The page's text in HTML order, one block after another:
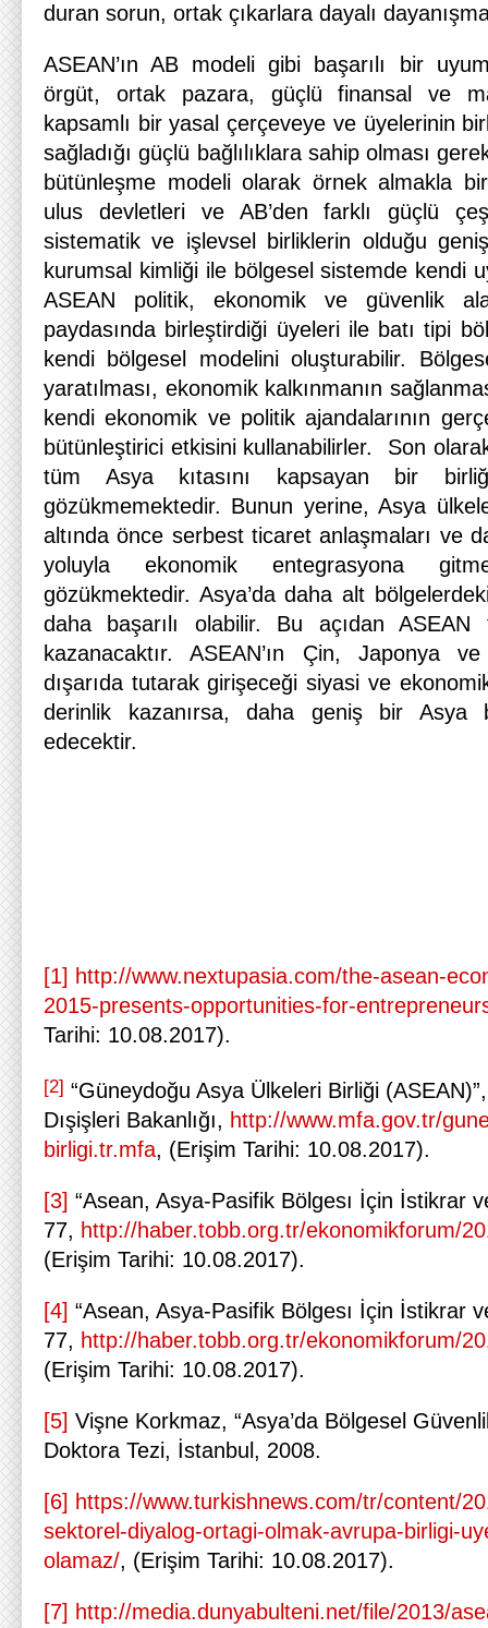
duran sorun, ortak çıkarlara dayalı
ASEAN’ın AB modeli gibi başarılı bir
örgüt, ortak pazara, güçlü finansal ve
kapsamlı bir yasal çerçeveye ve üyelerinin
sağladığı güçlü bağlılıklara sahip olması
bütünleşme modeli olarak örnek almakla
ulus devletleri ve AB’den farklı güçlü
sistematik ve işlevsel birliklerin olduğu
kurumsal kimliği ile bölgesel sistemde kendi
ASEAN politik, ekonomik ve güvenlik
paydasında birleştirdiği üyeleri ile batı tipi
kendi bölgesel modelini oluşturabilir.
yaratılması, ekonomik kalkınmanın
kendi ekonomik ve politik ajandalarının
bütünleştirici etkisini kullanabilirler. Son
tüm Asya kıtasını kapsayan bir
gözükmemektedir. Bunun yerine, Asya
altında önce serbest ticaret anlaşmaları ve
yoluyla ekonomik entegrasyona
gözükmektedir. Asya’da daha alt
daha başarılı olabilir. Bu açıdan
kazanacaktır. ASEAN’ın Çin, Japonya
dışarıda tutarak girişeceği siyasi ve
derinlik kazanırsa, daha geniş bir Asya
edecektir.
[1] http://www.nextupasia.com/the-asean-
2015-presents-opportunities-for-
Tarihi: 10.08.2017).
[2] “Güneydoğu Asya Ülkeleri Birliği
Dışişleri Bakanlığı, http://www.mfa.gov.tr/
birligi.tr.mfa, (Erişim Tarihi: 10.08.2017).
[3] “Asean, Asya-Pasifik Bölgesı İçin İstikrar
77, http://haber.tobb.org.tr/ekonomikforum/
(Erişim Tarihi: 10.08.2017).
[4] “Asean, Asya-Pasifik Bölgesı İçin İstikrar
77, http://haber.tobb.org.tr/ekonomikforum/
(Erişim Tarihi: 10.08.2017).
[5] Vişne Korkmaz, “Asya’da Bölgesel
Doktora Tezi, İstanbul, 2008.
[6] https://www.turkishnews.com/tr/content/
sektorel-diyalog-ortagi-olmak-avrupa-birligi-
olamaz/, (Erişim Tarihi: 10.08.2017).
[7] http://media.dunyabulteni.net/file/2013/